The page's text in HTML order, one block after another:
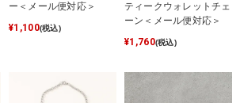
ー＜メール便対応＞
¥1,100(税込)
ティークウォレットチェ
ーン＜メール便対応＞
¥1,760(税込)